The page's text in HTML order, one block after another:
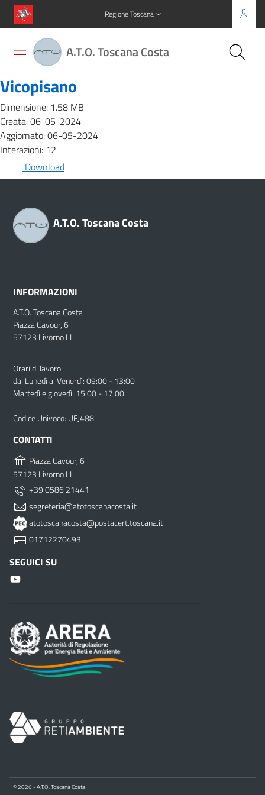
Regione Toscana
A.T.O. Toscana Costa
Vicopisano
Dimensione: 1.58 MB
Creata: 06-05-2024
Aggiornato: 06-05-2024
Interazioni: 12
Download
A.T.O. Toscana Costa
INFORMAZIONI
A.T.O. Toscana Costa
Piazza Cavour, 6
57123 Livorno LI
Orari di lavoro:
dal Lunedì al Venerdì: 09:00 - 13:00
Martedì e giovedì: 15:00 - 17:00
Codice Univoco: UFJ488
CONTATTI
Piazza Cavour, 6
57123 Livorno LI
+39 0586 21441
segreteria@atotoscanacosta.it
atotoscanacosta@postacert.toscana.it
01712270493
SEGUICI SU
© 2026 - A.T.O. Toscana Costa